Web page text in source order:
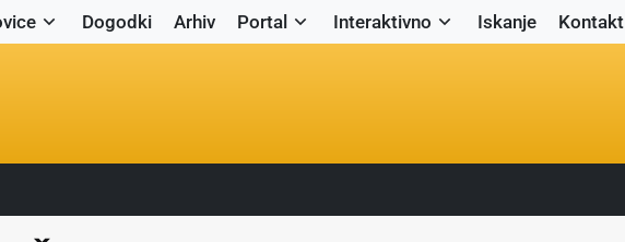
Dogodki Arhiv Portal Interaktivno Iskanje Kontakt